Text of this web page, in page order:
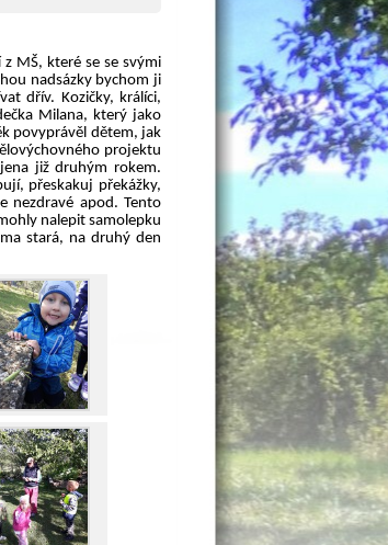
MŠ, které se se svými
nadsázky bychom ji
dřív. Kozičky, králíci,
Milana, který jako
povyprávěl dětem, jak
projektu
již druhým rokem.
přeskakuj překážky,
nezdravé apod. Tento
nalepit samolepku
stará, na druhý den